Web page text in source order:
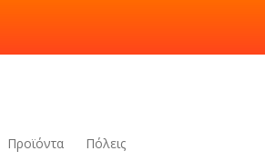
Προϊόντα Πόλεις